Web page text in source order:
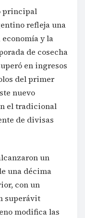
principal
refleja una
y la
de cosecha
en ingresos
del primer
nuevo
el tradicional
de divisas
un
una décima
con un
superávit
modifica las